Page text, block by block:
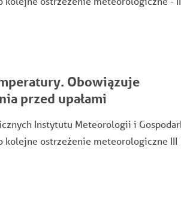
Obowiązuje
przed upałami
Instytutu Meteorologii i
kolejne ostrzeżenie meteorologiczne III